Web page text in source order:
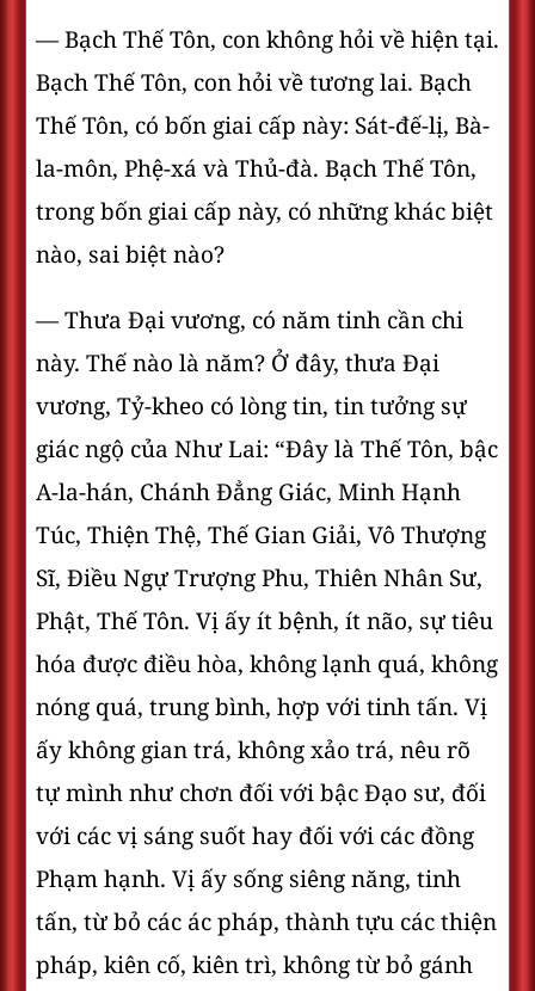
— Bạch Thế Tôn, con không hỏi về hiện tại.
Bạch Thế Tôn, con hỏi về tương lai. Bạch
Thế Tôn, có bốn giai cấp này: Sát-đế-lị, Bà-
la-môn, Phệ-xá và Thủ-đà. Bạch Thế Tôn,
trong bốn giai cấp này, có những khác biệt
nào, sai biệt nào?
— Thưa Ðại vương, có năm tinh cần chi
này. Thế nào là năm? Ở đây, thưa Ðại
vương, Tỷ-kheo có lòng tin, tin tưởng sự
giác ngộ của Như Lai: “Ðây là Thế Tôn, bậc
A-la-hán, Chánh Ðẳng Giác, Minh Hạnh
Túc, Thiện Thệ, Thế Gian Giải, Vô Thượng
Sĩ, Ðiều Ngự Trượng Phu, Thiên Nhân Sư,
Phật, Thế Tôn. Vị ấy ít bệnh, ít não, sự tiêu
hóa được điều hòa, không lạnh quá, không
nóng quá, trung bình, hợp với tinh tấn. Vị
ấy không gian trá, không xảo trá, nêu rõ
tự mình như chơn đối với bậc Ðạo sư, đối
với các vị sáng suốt hay đối với các đồng
Phạm hạnh. Vị ấy sống siêng năng, tinh
tấn, từ bỏ các ác pháp, thành tựu các thiện
pháp, kiên cố, kiên trì, không từ bỏ gánh